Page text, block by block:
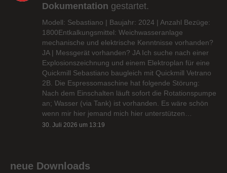
Dokumentation gestartet.
Modell: Sebastiano | Baujahr: 2024 | Anzahl Bezüge:
1800Entkalkungsmittel: Weichwasseranlage
mechanische und elektrische Kenntnisse vorhanden?
JA | Messgerät vorhanden? JA Ich suche nach einer
Explosionszeichnung und einem Elektroplan für eine
Quickmill Sebastiano baugleich mit Quickmill Vetrano
2B. Die Espressomaschine hat folgende Störung:
Nach dem Einschalten läuft sofort die Rotationspumpe
an; Wasser (via Tank) ist vorhanden. Es wäre schön
wenn mir hier jemand mich hier unterstützen…
30. Juli 2026 um 13:19
neue Downloads